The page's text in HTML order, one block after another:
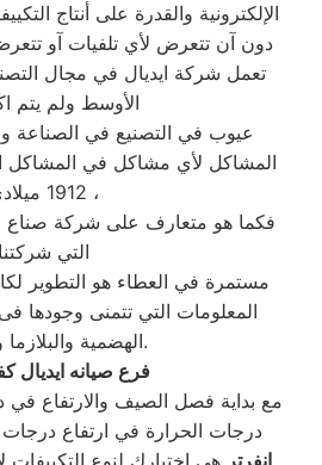
الإلكترونية والقدرة على أنتاج
دون آن تتعرض لأي تلفيات آو
تعمل شركة ايديال في مجال
الأوسط ولم يتم
عيوب في التصنيع في الصناعة
المشاكل لأي مشاكل في المشاكل
1912 ميلادي ،
فكما هو متعارف على شركة صناع
التي شركتنا
مستمرة في العطاء هو التطوير
المعلومات التي تتمنى وجودها
الهضمية والبلازما والانفرتر.
فرع صيانه ايديال
مع بداية فصل الصيف والارتفاع في
درجات الحرارة في ارتفاع درجات
انفرتر هى إختيارك لنوع